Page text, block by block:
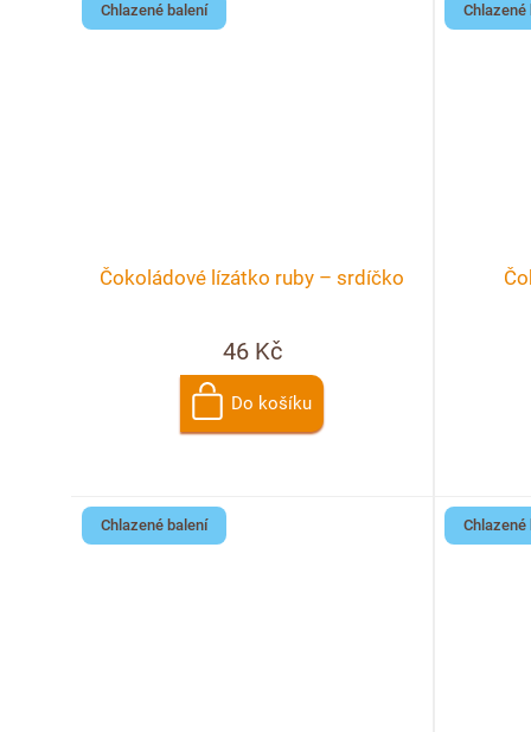
Chlazené balení
Čokoládové lízátko ruby – srdíčko
46 Kč
Do košíku
Chlazené
Chlazené balení Chlazené